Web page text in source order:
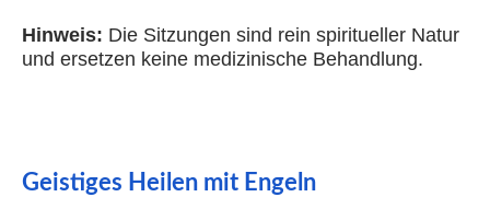
Hinweis: Die Sitzungen sind rein spiritueller Natur
und ersetzen keine medizinische Behandlung.
Geistiges Heilen mit Engeln